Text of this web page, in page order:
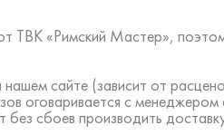
от ТВК «Римский Мастер»,
сайте (зависит от
оговаривается с
без сбоев производить